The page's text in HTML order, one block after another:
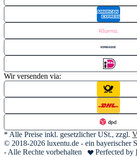
Wir versenden via:
* Alle Preise inkl. gesetzlicher USt., zzgl.
© 2018-2026 luxentu.de - ein bayerischer
- Alle Rechte vorbehalten
Perfected by